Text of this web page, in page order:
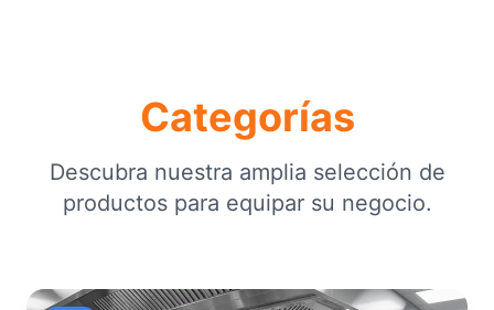
Categorías
Descubra nuestra amplia selección de
productos para equipar su negocio.